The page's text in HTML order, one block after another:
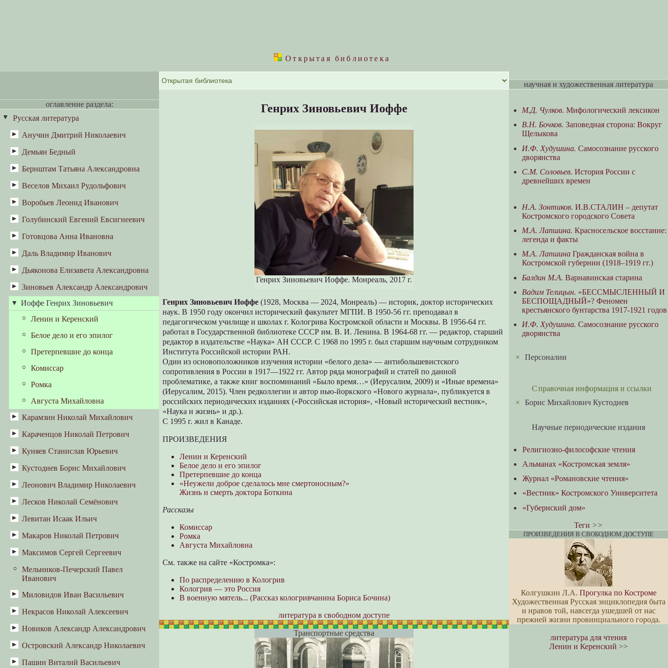
Открытая библиотека
Генрих Зиновьевич Иоффе
Генрих Зиновьевич Иоффе. Монреаль, 2017 г.
Генрих Зиновьевич Иоффе (1928, Москва — 2024, Монреаль) — историк, доктор исторических
наук. В 1950 году окончил исторический факультет МГПИ. В 1950-56 гг. преподавал в
педагогическом училище и школах г. Кологрива Костромской области и Москвы. В 1956-64 гг.
работал в Государственной библиотеке СССР им. В. И. Ленина. В 1964-68 гг. — редактор, старший
редактор в издательстве «Наука» АН СССР. С 1968 по 1995 г. был старшим научным сотрудником
Института Российской истории РАН.
Один из основоположников изучения истории «белого дела» — антибольшевистского
сопротивления в России в 1917—1922 гг. Автор ряда монографий и статей по данной
проблематике, а также книг воспоминаний «Было время…» (Иерусалим, 2009) и «Иные времена»
(Иерусалим, 2015). Член редколлегии и автор нью-йоркского «Нового журнала», публикуется в
российских периодических изданиях («Российская история», «Новый исторический вестник»,
«Наука и жизнь» и др.).
С 1995 г. жил в Канаде.
ПРОИЗВЕДЕНИЯ
Ленин и Керенский
Белое дело и его эпилог
Претерпевшие до конца
«Неужели доброе сделалось мне смертоносным?»
Жизнь и смерть доктора Боткина
Рассказы
Комиссар
Ромка
Августа Михайловна
См. также на сайте «Костромка»:
По распределению в Кологрив
Кологрив — это Россия
В военную мятель... (Рассказ кологривчанина Бориса Бочина)
литература в свободном доступе
Транспортные средства
оглавление раздела:
Русская литература
Анучин Дмитрий Николаевич
Антропология и этнография
Великоруссы
Демьян Бедный
Кострома
Бернштам Татьяна Александровна
Весенне-летние ритуалы у
«похороны Костромы-Коструба»
Веселов Михаил Рудольфович
«Метельный звон»
Воробьев Леонид Иванович
Счастливый день Терехи Румянцева
В Песково за библией (маленькая
шестидесятников как источник
современников (Костромской и
новгородский писатель Леонид
Воробьев)
Т.Л. Каминская. Образ советской
эпохи «застоя» в личных письмах
писателя Л. Воробьева
Голубинский Евгений Евсигнеевич
Воспоминания
Готовцова Анна Ивановна
Н.Г. Коптелова. Бартеневский след в
Даль Владимир Иванович
«Говор»
Дьяконова Елизавета Александровна
«Дневник русской женщины»
Зиновьев Александр Александрович
Зияющие высоты
Иоффе Генрих Зиновьевич
Ленин и Керенский
Белое дело и его эпилог
Претерпевшие до конца
Комиссар
Ромка
Августа Михайловна
Карамзин Николай Михайлович
Великий Князь Василий Ярославич
Караченцов Николай Петрович
Корабль плывёт (Главы из книги)
Куняев Станислав Юрьевич
Наша жизнь в Пыщуге (Из книги
Кустодиев Борис Михайлович
В.Н. Докучаева. Кустодиев и
культура
Леонович Владимир Николаевич
Пожарный пёс Бобка
Лесков Николай Семёнович
Алексей Петрович Ермолов
Однодум
Левитан Исаак Ильич
Смирнов Л.П. Левитан в Плесе
Смирнов Н.П. Золотой Плес
Макаров Николай Петрович
Б.М. Эйхенбаум. Маршрут в
чухломского дворянина и
международного лексикографа
Максимов Сергей Сергеевич
Денис Бушуев
Мельников-Печерский Павел
Иванович
Миловидов Иван Васильевич
О Костроме в историко-
древнейших времен до
Некрасов Николай Алексеевич
Волга
Дедушка
Дедушка Мазай и зайцы
Новиков Александр Александрович
В небе Ленинграда (Записки
Островский Александр Николаевич
Бедная невеста
Пашин Виталий Васильевич
научная и художественная литература
М.Д. Чулков. Мифологический лексикон
В.Н. Бочков. Заповедная сторона: Вокруг
Щелыкова
И.Ф. Худушина. Самосознание русского
дворянства
С.М. Соловьев. История России с
древнейших времен
Н.А. Зонтиков. И.В.СТАЛИН – депутат
Костромского городского Совета
М.А. Лапшина. Красносельское восстание:
легенда и факты
М.А. ЛапшинаГражданская война в
Костромской губернии (1918–1919 гг.)
Балдин М.А. Варнавинская старина
Вадим Телицын. «БЕССМЫСЛЕННЫЙ И
БЕСПОЩАДНЫЙ»? Феномен
крестьянского бунтарства 1917-1921 годов
И.Ф. Худушина. Самосознание русского
дворянства
×Персоналии
Справочная информация и ссылки
×Борис Михайлович Кустодиев
Научные периодические издания
Религиозно-философские чтения
Альманах «Костромская земля»
Журнал «Романовские чтения»
«Вестник» Костромского Университета
«Губернский дом»
Теги >>
ПРОИЗВЕДЕНИЯ В СВОБОДНОМ ДОСТУПЕ
Колгушкин Л.А. Прогулка по Костроме
Художественная Русская энциклопедия быта
и нравов той, навсегда ушедшей от нас
прежней жизни провинциального города.
литература для чтения
Ленин и Керенский >>